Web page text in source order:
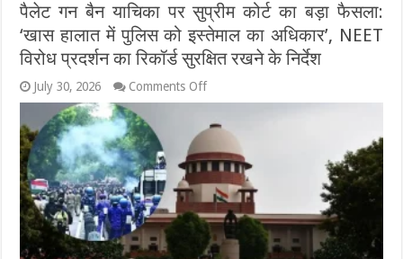
पैलेट गन बैन याचिका पर सुप्रीम कोर्ट का बड़ा फैसला:
‘खास हालात में पुलिस को इस्तेमाल का अधिकार’, NEET
विरोध प्रदर्शन का रिकॉर्ड सुरक्षित रखने के निर्देश
July 30, 2026 Comments Offon
पैलेट
बैन
पर
सुप्रीम
कोर्ट
का
बड़ा
फैसला:
‘खास